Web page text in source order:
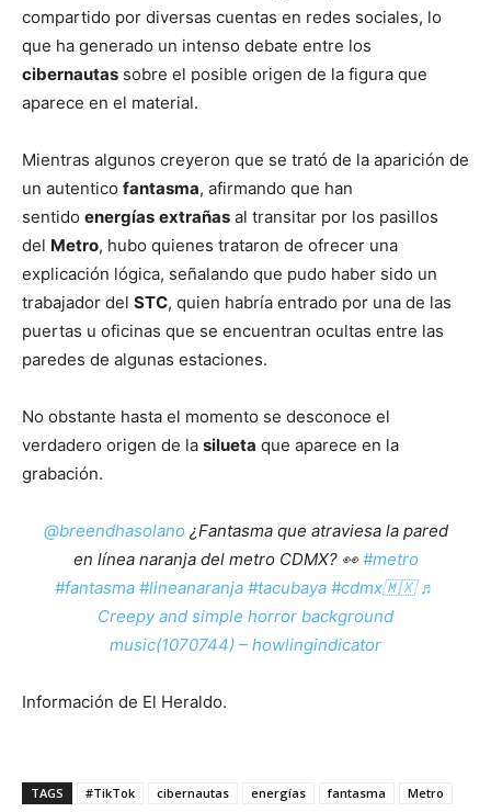
compartido por diversas cuentas en redes sociales, lo
que ha generado un intenso debate entre los
cibernautas sobre el posible origen de la figura que
aparece en el material.
Mientras algunos creyeron que se trató de la aparición de
un autentico fantasma, afirmando que han
sentido energías extrañas al transitar por los pasillos
del Metro, hubo quienes trataron de ofrecer una
explicación lógica, señalando que pudo haber sido un
trabajador del STC, quien habría entrado por una de las
puertas u oficinas que se encuentran ocultas entre las
paredes de algunas estaciones.
No obstante hasta el momento se desconoce el
verdadero origen de la silueta que aparece en la
grabación.
@breendhasolano¿Fantasma que atraviesa la pared
en línea naranja del metro CDMX? 👀#metro
#fantasma #lineanaranja #tacubaya #cdmx🇲🇽 ♬
Creepy and simple horror background
music(1070744) – howlingindicator
Información de El Heraldo.
TAGS #TikTok cibernautas energías fantasma
Metro